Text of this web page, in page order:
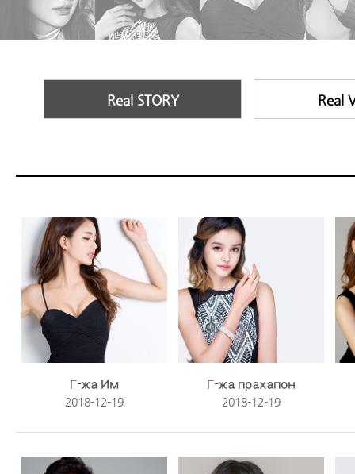
Real STORY Real
Г-жа Им
2018-12-19
Г-жа прахапон
2018-12-19